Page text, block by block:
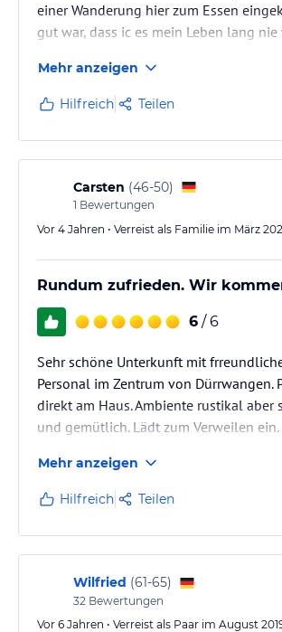
einer Wanderung hier zum Essen
gut war, dass ic es mein Leben lang nie
genießen wollte; man fühlt sich heute
einer früheren, schöneren Welt; Zimmer,
Gastfreundschaft, alles spitze, nach wie
Mehr anzeigen
Hilfreich Teilen
Carsten (46-50)
1 Bewertungen
Vor 4 Jahren • Verreist als Familie im März
Rundum zufrieden. Wir
6 / 6
Sehr schöne Unterkunft mit
Personal im Zentrum von Dürrwangen.
direkt am Haus. Ambiente rustikal aber
und gemütlich. Lädt zum Verweilen ein.
Mehr anzeigen
Hilfreich Teilen
Wilfried (61-65)
32 Bewertungen
Vor 6 Jahren • Verreist als Paar im August